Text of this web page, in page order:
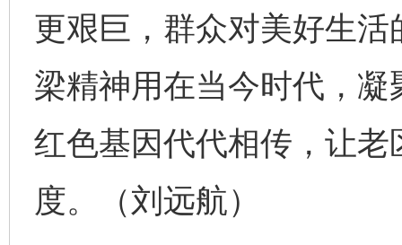
更艰巨，群众对美好生
梁精神用在当今时代，
红色基因代代相传，让
度。（刘远航）
完善运行机制助力责任有效落实 一纸欠